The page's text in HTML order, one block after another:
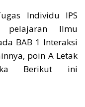
Individu IPS
Ilmu
BAB 1 Interaksi
poin A Letak
Berikut ini